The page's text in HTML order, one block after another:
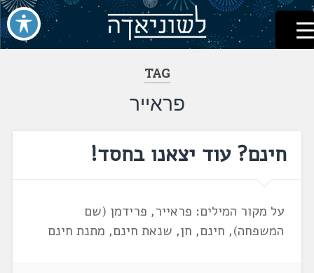
דלג
לתוכן
לשוניאדה
עברית. לשון. שפה
TAG
פראייר
חינם? עוד יצאנו בחסד!
על מקור המילים: פראייר, פרידמן (שם
המשפחה), חינם, חן, שנאת חינם, מתנת חינם